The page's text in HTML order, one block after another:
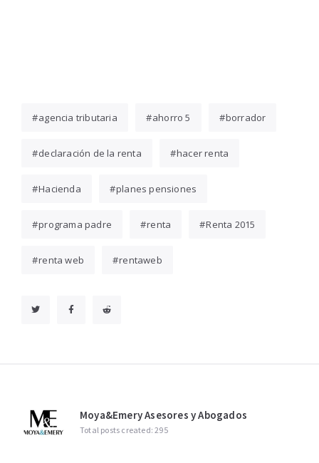
agencia tributaria ahorro 5 borrador
declaración de la renta hacer renta
Hacienda planes pensiones
programa padre renta Renta 2015
renta web rentaweb
Moya&Emery Asesores y Abogados
Total posts created: 295